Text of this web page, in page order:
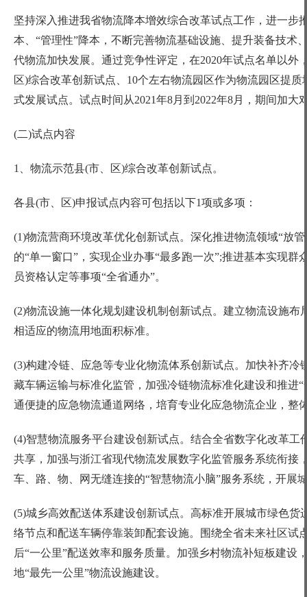
坚持深入推进我省物流降本增效综合改革试点工作，进一步
本、“管理性”降本，不断完善物流基础设施、提升装备技
代物流加快发展。通过竞争性评定，在2020年试点名单以
区)综合改革创新试点、10个左右物流园区作为物流园区提
式发展试点。试点时间从2021年8月到2022年8月，期间加大
(二)试点内容
1、物流示范县(市、区)综合改革创新试点。
各县(市、区)申报试点内容可包括以下1项或多项：
(1)物流营商环境改革优化创新试点。深化推进物流领域“放
的“单一窗口”，实现企业办事“最多跑一次”;推进基本实现
员资格认定等事项“全省通办”。
(2)物流设施一体化规划建设机制创新试点。建立物流设施
相适应的物流用地面积标准。
(3)构建冷链、应急等专业化物流体系创新试点。加快补齐
藏车辆运输与标准化监管，加强冷链物流标准化建设和推进
通便捷的应急物流通道网络，培育专业化应急物流企业，整
(4)智慧物流服务平台建设创新试点。结合全省数字化改革
共享，加强与浙江省现代物流发展数字化监管服务系统衔接
车、路、物、网无缝连接的“智慧物流小脑”服务系统，开
(5)城乡高效配送体系建设创新试点。高标准开展城市绿色
络节点和配送车辆停靠装卸配套设施。围绕全省未来社区
后“一公里”配送效率和服务质量。加强乡村物流补短板建
地“最先一公里”物流设施建设。